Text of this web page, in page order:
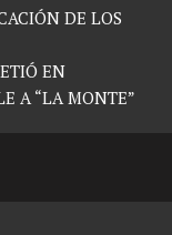
DE LOS
EN
A “LA MONTE”